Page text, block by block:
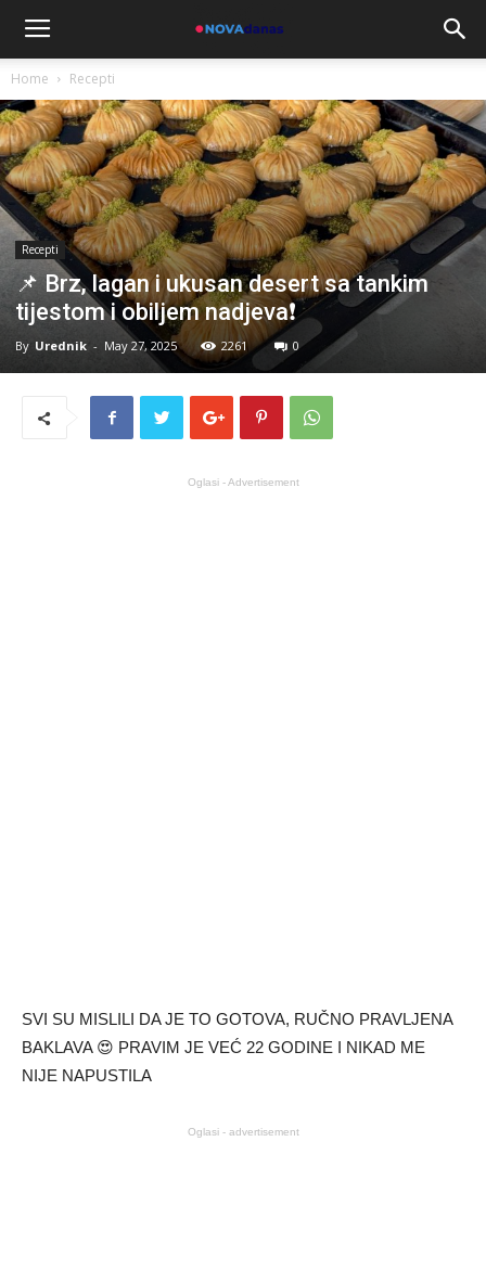
Home Recepti
Recepti
📌 Brz, lagan i ukusan desert sa tankim
tijestom i obiljem nadjeva❗
By Urednik - May 27, 2025 2261 0
Oglasi - Advertisement
SVI SU MISLILI DA JE TO GOTOVA, RUČNO PRAVLJENA
BAKLAVA 😍 PRAVIM JE VEĆ 22 GODINE I NIKAD ME
NIJE NAPUSTILA
Oglasi - advertisement